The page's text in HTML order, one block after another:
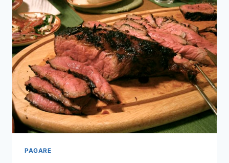
A
RATE
PAGARE